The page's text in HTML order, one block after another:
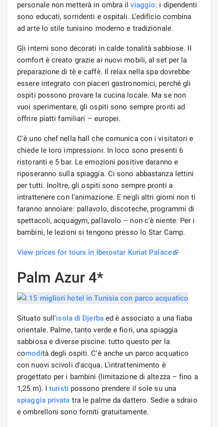
personale non metterà in ombra ilviaggio: i dipendenti
sono educati, sorridenti e ospitali. L'edificio combina
ad arte lo stile tunisino moderno e tradizionale.
Gli interni sono decorati in calde tonalità sabbiose. Il
comfort è creato grazie ai nuovi mobili, al set per la
preparazione di tè e caffè. Il relax nella spa dovrebbe
essere integrato con piaceri gastronomici, perché gli
ospiti possono provare la cucina locale. Ma se non
vuoi sperimentare, gli ospiti sono sempre pronti ad
offrire piatti familiari – europei.
C'è uno chef nella hall che comunica con i visitatori e
chiede le loro impressioni. In loco sono presenti 6
ristoranti e 5 bar. Le emozioni positive daranno e
riposeranno sulla spiaggia. Ci sono abbastanza lettini
per tutti. Inoltre, gli ospiti sono sempre pronti a
intrattenere con l'animazione. E negli altri giorni non ti
faranno annoiare: pallavolo, discoteche, programmi di
spettacoli, acquagym, pallavolo – non c'è niente. Per i
bambini, le lezioni si tengono presso lo Star Camp.
View prices for tours in Iberostar Kuriat Palace
Palm Azur 4*
Situato sull'isola di Djerbaed è associato a una fiaba
orientale. Palme, tanto verde e fiori, una spiaggia
sabbiosa e diverse piscine: tutto questo per la
comodità degli ospiti. C'è anche un parco acquatico
con nuovi scivoli d'acqua. L'intrattenimento è
progettato per i bambini (limitazione di altezza – fino a
1,25 m). Ituristi possono prendere il sole su una
spiaggia privata tra le palme da dattero. Sedie a sdraio
e ombrelloni sono forniti gratuitamente.